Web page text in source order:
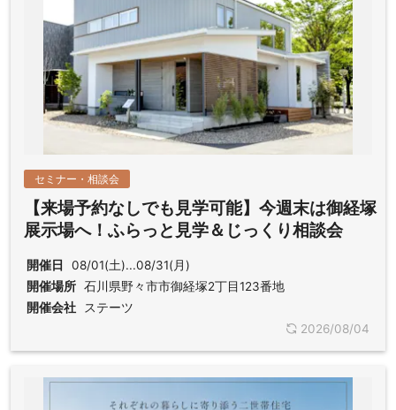
セミナー・相談会
【来場予約なしでも見学可能】今週末は御経塚
展示場へ！ふらっと見学＆じっくり相談会
開催日
08/01(土)...08/31(月)
開催場所 石川県野々市市御経塚2丁目123番地
開催会社
ステーツ
2026/08/04